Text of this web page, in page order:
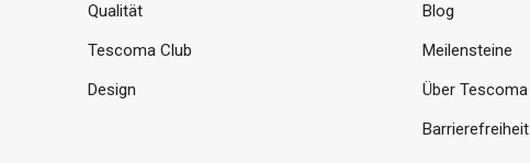
Qualität
Tescoma Club
Design
Blog
Meilensteine
Über Tescoma
Barrierefreiheit